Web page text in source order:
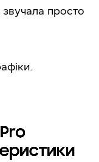
просто